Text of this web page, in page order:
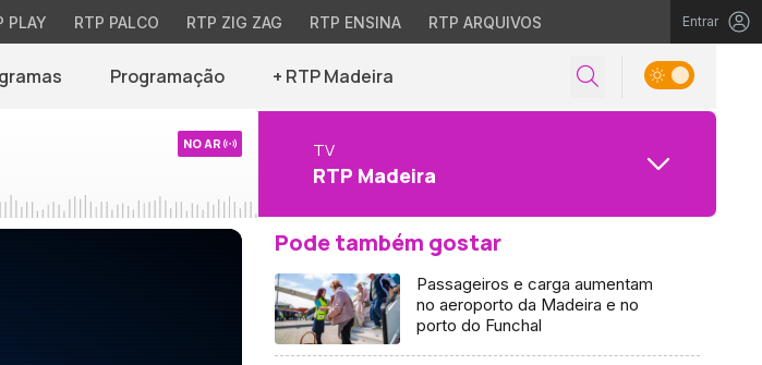
PLAY RTP PALCO RTP ZIG ZAG RTP ENSINA RTP ARQUIVOS Entrar
Programação + RTP Madeira
NO AR TV
RTP Madeira
Pode também gostar
Passageiros e carga aumentam
no aeroporto da Madeira e no
porto do Funchal